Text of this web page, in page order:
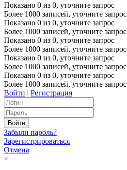
Показано 0 из 0, уточните запрос
Более 1000 записей, уточните запрос
Показано 0 из 0, уточните запрос
Более 1000 записей, уточните запрос
Показано 0 из 0, уточните запрос
Более 1000 записей, уточните запрос
Показано 0 из 0, уточните запрос
Более 1000 записей, уточните запрос
Показано 0 из 0, уточните запрос
Более 1000 записей, уточните запрос
Войти | Регистрация
Забыли пароль?
Зарегистрироваться
Отмена
×